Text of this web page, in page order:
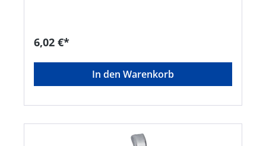
6,02 €*
In den Warenkorb